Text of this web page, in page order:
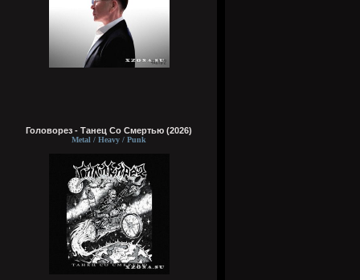
Головорез - Tанец Со Смертью (2026)
Metal / Heavy / Punk